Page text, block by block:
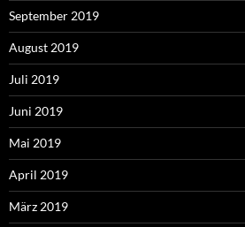
September 2019
August 2019
Juli 2019
Juni 2019
Mai 2019
April 2019
März 2019